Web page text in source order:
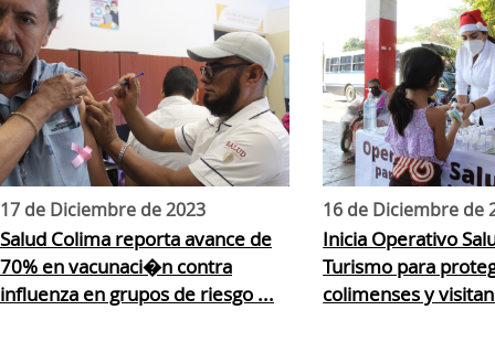
17 de Diciembre de 2023
Salud Colima reporta avance de
70% en vacunaci�n contra
influenza en grupos de riesgo ...
16 de Diciembre de
Inicia Operativo
Turismo para
colimenses y